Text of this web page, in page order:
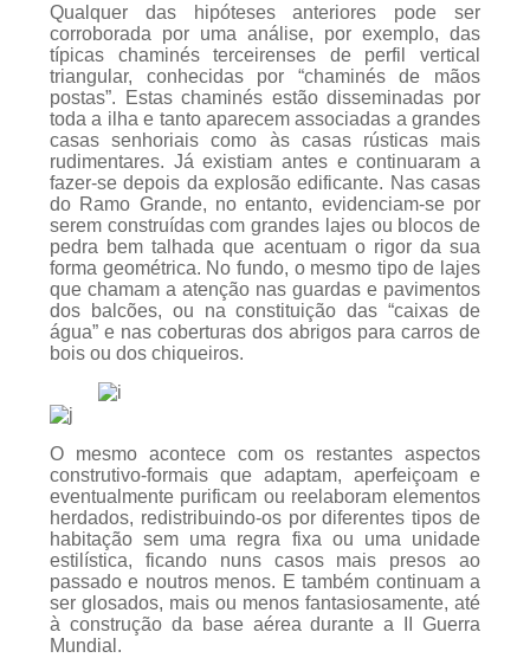
Qualquer das hipóteses anteriores pode ser
corroborada por uma análise, por exemplo, das
típicas chaminés terceirenses de perfil vertical
triangular, conhecidas por “chaminés de mãos
postas”. Estas chaminés estão disseminadas por
toda a ilha e tanto aparecem associadas a grandes
casas senhoriais como às casas rústicas mais
rudimentares. Já existiam antes e continuaram a
fazer-se depois da explosão edificante. Nas casas
do Ramo Grande, no entanto, evidenciam-se por
serem construídas com grandes lajes ou blocos de
pedra bem talhada que acentuam o rigor da sua
forma geométrica. No fundo, o mesmo tipo de lajes
que chamam a atenção nas guardas e pavimentos
dos balcões, ou na constituição das “caixas de
água” e nas coberturas dos abrigos para carros de
bois ou dos chiqueiros.
O mesmo acontece com os restantes aspectos
construtivo-formais que adaptam, aperfeiçoam e
eventualmente purificam ou reelaboram elementos
herdados, redistribuindo-os por diferentes tipos de
habitação sem uma regra fixa ou uma unidade
estilística, ficando nuns casos mais presos ao
passado e noutros menos. E também continuam a
ser glosados, mais ou menos fantasiosamente, até
à construção da base aérea durante a II Guerra
Mundial.